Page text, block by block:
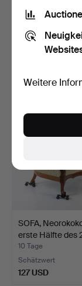
Bohag, Ljungs
SOFA,
erste Hälfte des
10 Tage
Schätzwert
127 USD
Weitere